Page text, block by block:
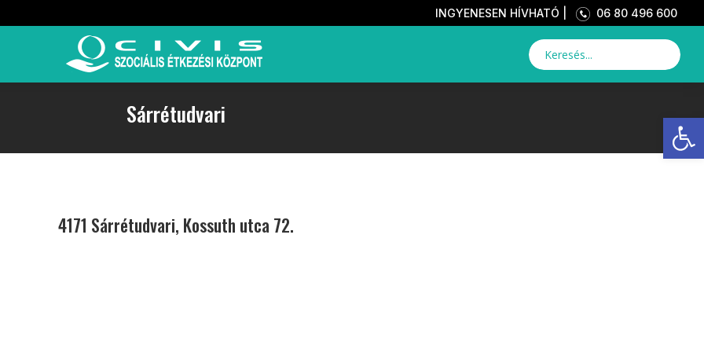
INGYENESEN HÍVHATÓ | 06 80 496 600
Sárrétudvari
4171 Sárrétudvari, Kossuth utca 72.